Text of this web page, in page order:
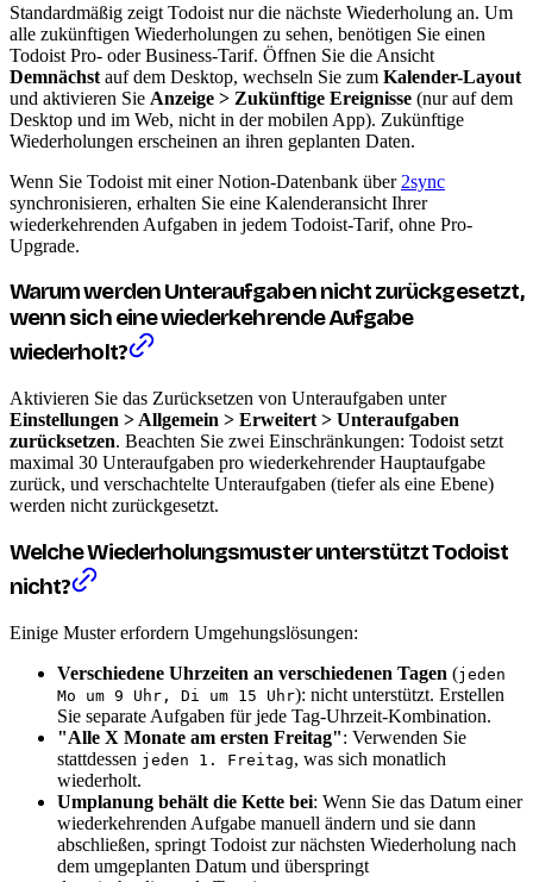
Standardmäßig zeigt Todoist nur die nächste Wiederholung an. Um
alle zukünftigen Wiederholungen zu sehen, benötigen Sie einen
Todoist Pro- oder Business-Tarif. Öffnen Sie die Ansicht
Demnächst auf dem Desktop, wechseln Sie zum Kalender-Layout
und aktivieren Sie Anzeige > Zukünftige Ereignisse (nur auf dem
Desktop und im Web, nicht in der mobilen App). Zukünftige
Wiederholungen erscheinen an ihren geplanten Daten.
Wenn Sie Todoist mit einer Notion-Datenbank über 2sync
synchronisieren, erhalten Sie eine Kalenderansicht Ihrer
wiederkehrenden Aufgaben in jedem Todoist-Tarif, ohne Pro-
Upgrade.
Warum werden Unteraufgaben nicht zurückgesetzt,
wenn sich eine wiederkehrende Aufgabe
wiederholt?
Aktivieren Sie das Zurücksetzen von Unteraufgaben unter
Einstellungen > Allgemein > Erweitert > Unteraufgaben
zurücksetzen. Beachten Sie zwei Einschränkungen: Todoist setzt
maximal 30 Unteraufgaben pro wiederkehrender Hauptaufgabe
zurück, und verschachtelte Unteraufgaben (tiefer als eine Ebene)
werden nicht zurückgesetzt.
Welche Wiederholungsmuster unterstützt Todoist
nicht?
Einige Muster erfordern Umgehungslösungen:
Verschiedene Uhrzeiten an verschiedenen Tagen (jeden
Mo um 9 Uhr, Di um 15 Uhr): nicht unterstützt. Erstellen
Sie separate Aufgaben für jede Tag-Uhrzeit-Kombination.
"Alle X Monate am ersten Freitag": Verwenden Sie
stattdessen jeden 1. Freitag, was sich monatlich
wiederholt.
Umplanung behält die Kette bei: Wenn Sie das Datum einer
wiederkehrenden Aufgabe manuell ändern und sie dann
abschließen, springt Todoist zur nächsten Wiederholung nach
dem umgeplanten Datum und überspringt